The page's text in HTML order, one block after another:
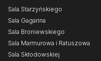
Sala Starzyńskiego
Sala Gagarina
Sala Broniewskiego
Sala Marmurowa i Ratuszowa
Sala Skłodowskiej